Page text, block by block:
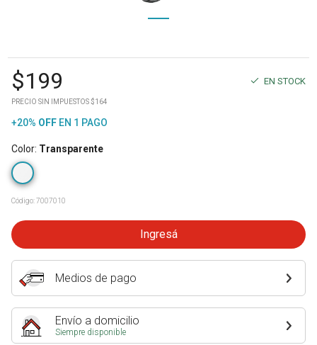
$199 EN STOCK
PRECIO SIN IMPUESTOS $164
+20% OFF EN 1 PAGO
Color: Transparente
Código:7007010
Ingresá
Medios de pago
Envío a domicilio
Siempre disponible